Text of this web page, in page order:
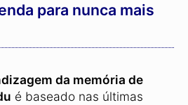
para nunca mais
da memória de
é baseado nas últimas